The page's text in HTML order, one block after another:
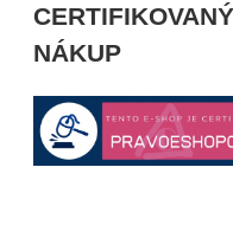
NÁKUP